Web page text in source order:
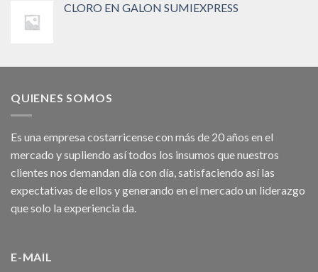
CLORO EN GALON SUMIEXPRESS
QUIENES SOMOS
Es una empresa costarricense con más de 20 años en el
mercado y supliendo así todos los insumos que nuestros
clientes nos demandan día con día, satisfaciendo así las
expectativas de ellos y generando en el mercado un liderazgo
que solo la experiencia da.
E-MAIL